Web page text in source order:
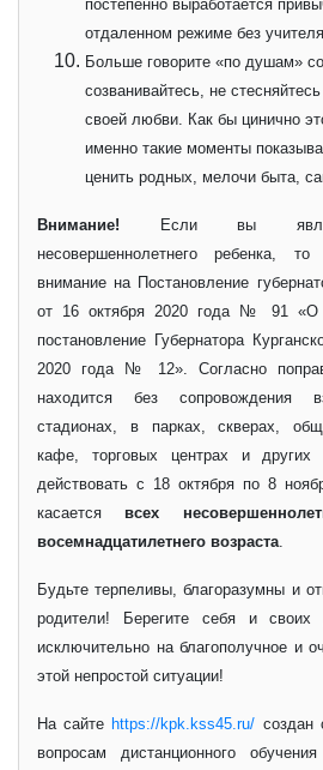
постепенно выработается
отдаленном режиме без
Больше говорите «по душам»
созванивайтесь, не
своей любви. Как бы цинично
именно такие моменты
ценить родных, мелочи быта,
Внимание! Если вы
несовершеннолетнего ребенка, то
внимание на Постановление
от 16 октября 2020 года № 91 «О
постановление Губернатора
2020 года № 12». Согласно
находится без сопровождения
стадионах, в парках, скверах,
кафе, торговых центрах и других
действовать с 18 октября по 8
касается всех
восемнадцатилетнего возраста.
Будьте терпеливы, благоразумны и
родители! Берегите себя и своих
исключительно на благополучное и
этой непростой ситуации!
На сайте https://kpk.kss45.ru/ создан
вопросам дистанционного обучения